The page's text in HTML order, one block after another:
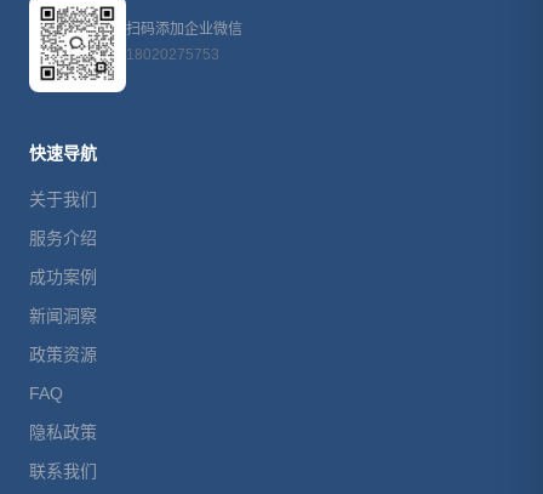
扫码添加企业微信
18020275753
快速导航
关于我们
服务介绍
成功案例
新闻洞察
政策资源
FAQ
隐私政策
联系我们